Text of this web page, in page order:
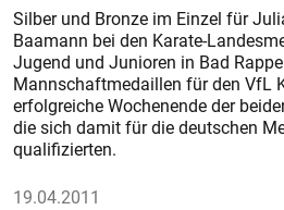
Silber und Bronze im Einzel für
Baamann bei den Karate-
Jugend und Junioren in Bad
Mannschaftmedaillen für den VfL
erfolgreiche Wochenende der
die sich damit für die deutschen
qualifizierten.
19.04.2011